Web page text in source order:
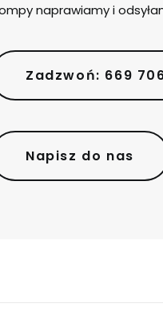
naprawiamy i
Zadzwoń: 669
Napisz do nas